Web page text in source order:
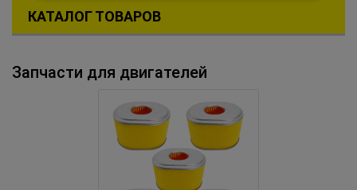
КАТАЛОГ ТОВАРОВ
Запчасти для двигателей